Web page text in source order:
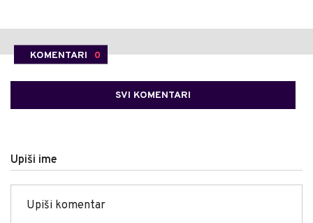
KOMENTARI 0
SVI KOMENTARI
Upiši ime